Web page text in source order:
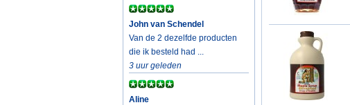
John van Schendel
Van de 2 dezelfde producten
die ik besteld had ...
3 uur geleden
Aline